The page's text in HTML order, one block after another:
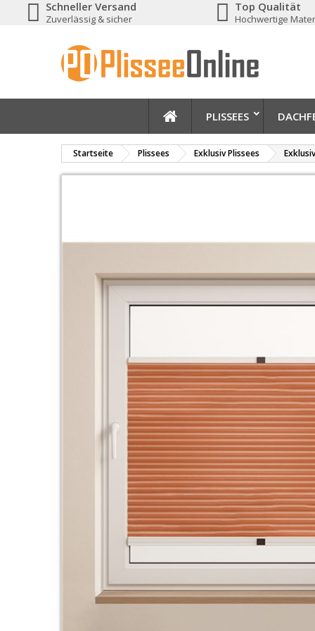
Schneller Versand
Zuverlässig & sicher
Top Qualität
Hochwertige
PLISSEES
Startseite Plissees Exklusiv Plissees